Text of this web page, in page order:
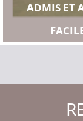
ADMIS ET